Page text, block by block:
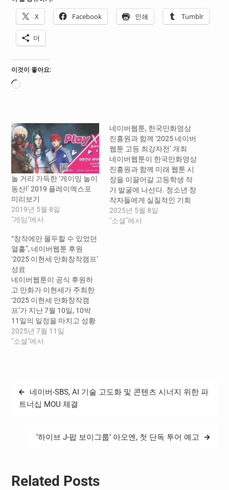
X Facebook 인쇄 Tumblr
더
이것이 좋아요:
로
놀 거리 가득한 ‘게이밍 놀이
동산!’ 2019 플레이엑스포
미리보기
2019년 5월 8일
"게임"에서
네이버웹툰, 한국만화영상
진흥원과 함께 ‘2025 네이버
웹툰 고등 최강자전’ 개최
네이버웹툰이 한국만화영상
진흥원과 함께 미래 웹툰 시
장을 이끌어갈 고등학생 작
가 발굴에 나선다. 청소년 창
작자들에게 실질적인 기회
를 제공하고, 창작 생태계의
저변을 넓히기 위해 국내 최
2025년 5월 8일
"소셜"에서
“창작에만 몰두할 수 있었던
열흘”, 네이버웹툰 후원
‘2025 이현세 만화창작캠프’
성료
네이버웹툰이 공식 후원하
고 만화가 이현세가 주최한
‘2025 이현세 만화창작캠
프’가 지난 7월 10일, 10박
11일의 일정을 마치고 성황
리에 종료됐다. ​ ‘이현세 만
화창작캠프’는 웹툰 작가를
대학교 이두호 명예교수의
주도로 시작된 이 캠프는,
2025년 7월 11일
"소셜"에서
글
탐
네이버-SBS, AI 기술 고도화 및 콘텐츠 시너지 위한 파
트너십 MOU 체결
‘하이브 J-팝 보이그룹’ 아오엔, 첫 단독 투어 예고
Related Posts